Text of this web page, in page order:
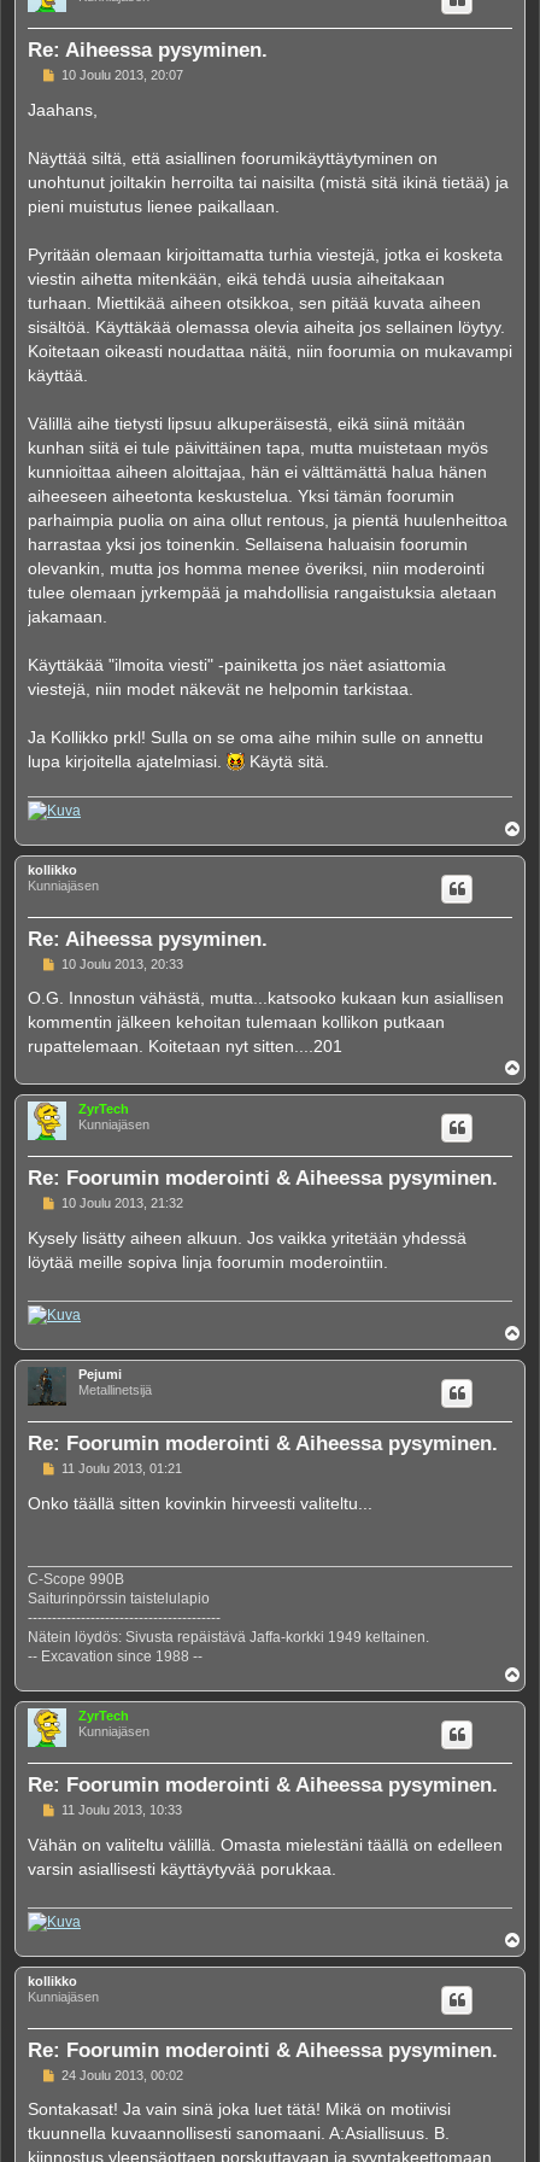
Re: Aiheessa pysyminen.
V
e
s
10 Joulu 2013, 20:07
Jaahans,
Näyttää siltä, että asiallinen foorumikäyttäytyminen on
unohtunut joiltakin herroilta tai naisilta (mistä sitä ikinä tietää) ja
pieni muistutus lienee paikallaan.
Pyritään olemaan kirjoittamatta turhia viestejä, jotka ei kosketa
viestin aihetta mitenkään, eikä tehdä uusia aiheitakaan
turhaan. Miettikää aiheen otsikkoa, sen pitää kuvata aiheen
sisältöä. Käyttäkää olemassa olevia aiheita jos sellainen löytyy.
Koitetaan oikeasti noudattaa näitä, niin foorumia on mukavampi
käyttää.
Välillä aihe tietysti lipsuu alkuperäisestä, eikä siinä mitään
kunhan siitä ei tule päivittäinen tapa, mutta muistetaan myös
kunnioittaa aiheen aloittajaa, hän ei välttämättä halua hänen
aiheeseen aiheetonta keskustelua. Yksi tämän foorumin
parhaimpia puolia on aina ollut rentous, ja pientä huulenheittoa
harrastaa yksi jos toinenkin. Sellaisena haluaisin foorumin
olevankin, mutta jos homma menee överiksi, niin moderointi
tulee olemaan jyrkempää ja mahdollisia rangaistuksia aletaan
jakamaan.
Käyttäkää "ilmoita viesti" -painiketta jos näet asiattomia
viestejä, niin modet näkevät ne helpomin tarkistaa.
Ja Kollikko prkl! Sulla on se oma aihe mihin sulle on annettu
lupa kirjoitella ajatelmiasi.
Käytä sitä.
l
ö
kollikko
Kunniajäsen
Re: Aiheessa pysyminen.
V
e
t
i
10 Joulu 2013, 20:33
O.G. Innostun vähästä, mutta...katsooko kukaan kun asiallisen
kommentin jälkeen kehoitan tulemaan kollikon putkaan
rupattelemaan. Koitetaan nyt sitten....201
l
ö
ZyrTech
Kunniajäsen
Re: Foorumin moderointi & Aiheessa pysyminen.
V
e
t
10 Joulu 2013, 21:32
Kysely lisätty aiheen alkuun. Jos vaikka yritetään yhdessä
löytää meille sopiva linja foorumin moderointiin.
l
ö
Pejumi
Metallinetsijä
Re: Foorumin moderointi & Aiheessa pysyminen.
V
e
s
11 Joulu 2013, 01:21
Onko täällä sitten kovinkin hirveesti valiteltu...
C-Scope 990B
Saiturinpörssin taistelulapio
----------------------------------------
Nätein löydös: Sivusta repäistävä Jaffa-korkki 1949 keltainen.
-- Excavation since 1988 --
l
ö
ZyrTech
Kunniajäsen
Re: Foorumin moderointi & Aiheessa pysyminen.
V
e
s
t
11 Joulu 2013, 10:33
Vähän on valiteltu välillä. Omasta mielestäni täällä on edelleen
varsin asiallisesti käyttäytyvää porukkaa.
l
ö
kollikko
Kunniajäsen
Re: Foorumin moderointi & Aiheessa pysyminen.
V
e
t
i
24 Joulu 2013, 00:02
Sontakasat! Ja vain sinä joka luet tätä! Mikä on motiivisi
tkuunnella kuvaannollisesti sanomaani. A:Asiallisuus. B.
kiinnostus yleensäottaen porskuttavaan ja syyntakeettomaan